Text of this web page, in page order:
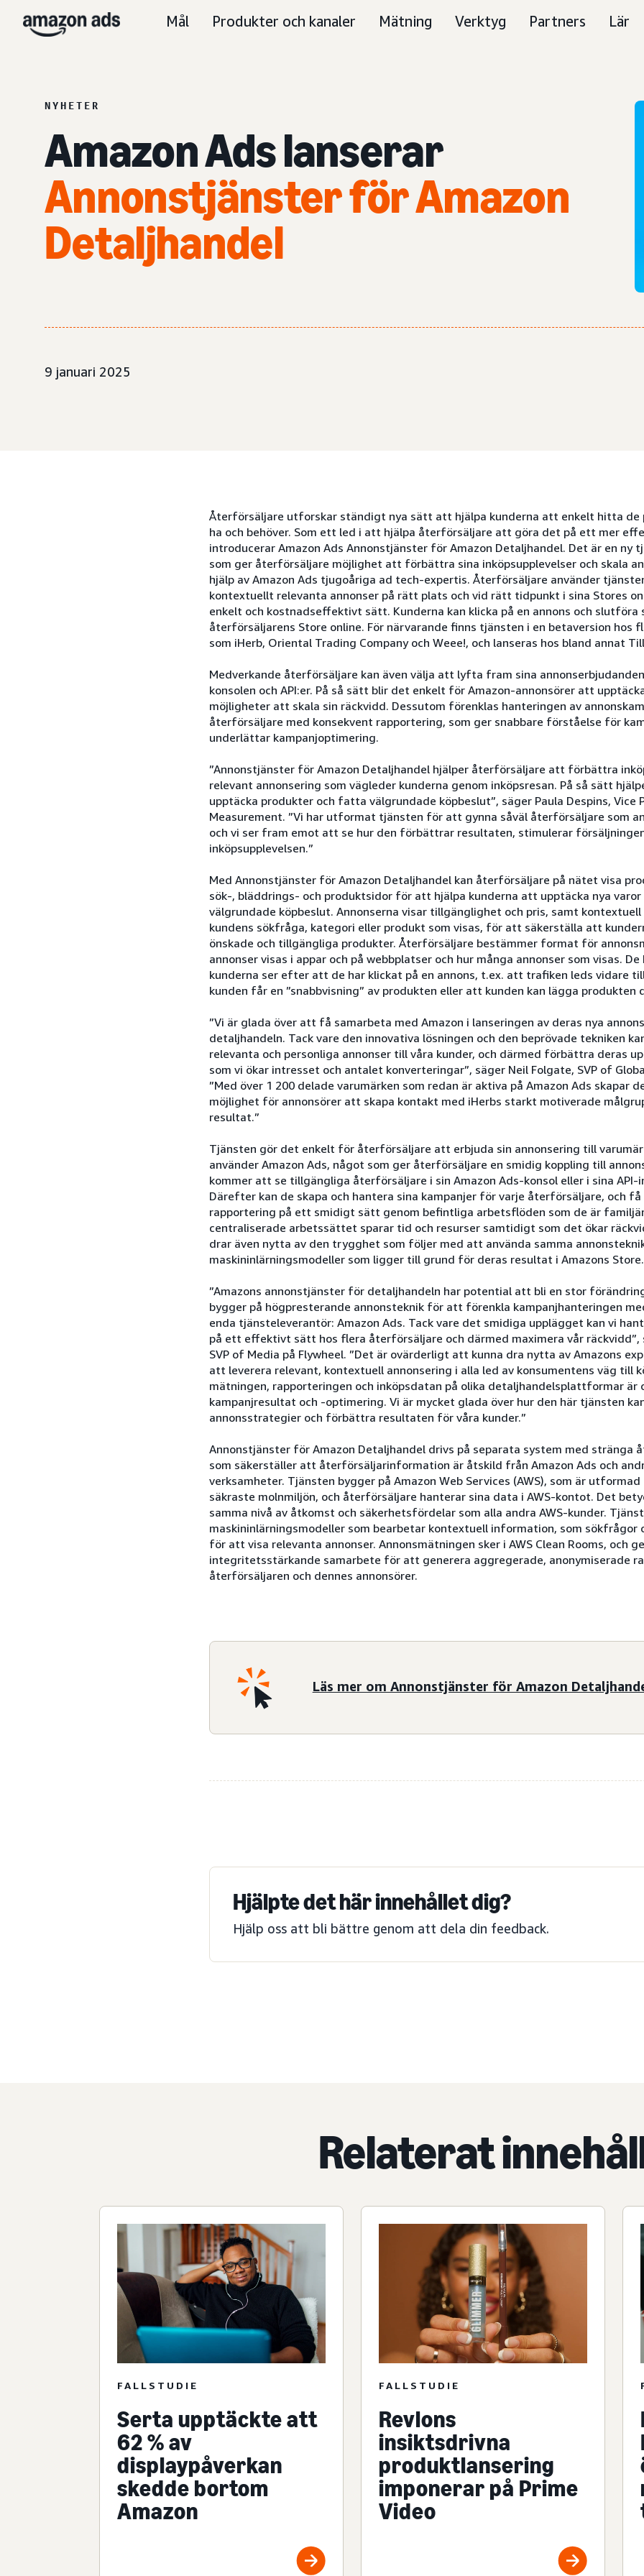
Mål Produkter och kanaler Mätning Verktyg Partners Lär
NYHETER
Amazon Ads lanserar
Annonstjänster för Amazon
Detaljhandel
9 januari 2025
Återförsäljare utforskar ständigt nya sätt att hjälpa kunderna att enkelt hitta de
ha och behöver. Som ett led i att hjälpa återförsäljare att göra det på ett mer
introducerar Amazon Ads Annonstjänster för Amazon Detaljhandel. Det är en ny
som ger återförsäljare möjlighet att förbättra sina inköpsupplevelser och skala
hjälp av Amazon Ads tjugoåriga ad tech-expertis. Återförsäljare använder
kontextuellt relevanta annonser på rätt plats och vid rätt tidpunkt i sina Stores
enkelt och kostnadseffektivt sätt. Kunderna kan klicka på en annons och slutföra
återförsäljarens Store online. För närvarande finns tjänsten i en betaversion hos
som iHerb, Oriental Trading Company och Weee!, och lanseras hos bland annat
Medverkande återförsäljare kan även välja att lyfta fram sina
konsolen och API:er. På så sätt blir det enkelt för Amazon-annonsörer att
möjligheter att skala sin räckvidd. Dessutom förenklas hanteringen av
återförsäljare med konsekvent rapportering, som ger snabbare förståelse för
underlättar kampanjoptimering.
”Annonstjänster för Amazon Detaljhandel hjälper återförsäljare att förbättra
relevant annonsering som vägleder kunderna genom inköpsresan. På så sätt
upptäcka produkter och fatta välgrundade köpbeslut”, säger Paula Despins, Vice
Measurement. ”Vi har utformat tjänsten för att gynna såväl återförsäljare som
och vi ser fram emot att se hur den förbättrar resultaten, stimulerar
inköpsupplevelsen.”
Med Annonstjänster för Amazon Detaljhandel kan återförsäljare på nätet visa
sök-, bläddrings- och produktsidor för att hjälpa kunderna att upptäcka nya
välgrundade köpbeslut. Annonserna visar tillgänglighet och pris, samt
kundens sökfråga, kategori eller produkt som visas, för att säkerställa att
önskade och tillgängliga produkter. Återförsäljare bestämmer format för
annonser visas i appar och på webbplatser och hur många annonser som visas.
kunderna ser efter att de har klickat på en annons, t.ex. att trafiken leds vidare
kunden får en ”snabbvisning” av produkten eller att kunden kan lägga produkten
”Vi är glada över att få samarbeta med Amazon i lanseringen av deras nya
detaljhandeln. Tack vare den innovativa lösningen och den beprövade tekniken
relevanta och personliga annonser till våra kunder, och därmed förbättra deras
som vi ökar intresset och antalet konverteringar”, säger Neil Folgate, SVP of
”Med över 1 200 delade varumärken som redan är aktiva på Amazon Ads skapar
möjlighet för annonsörer att skapa kontakt med iHerbs starkt motiverade
resultat.”
Tjänsten gör det enkelt för återförsäljare att erbjuda sin annonsering till
använder Amazon Ads, något som ger återförsäljare en smidig koppling till
kommer att se tillgängliga återförsäljare i sin Amazon Ads-konsol eller i sina
Därefter kan de skapa och hantera sina kampanjer för varje återförsäljare, och
rapportering på ett smidigt sätt genom befintliga arbetsflöden som de är
centraliserade arbetssättet sparar tid och resurser samtidigt som det ökar
drar även nytta av den trygghet som följer med att använda samma
maskininlärningsmodeller som ligger till grund för deras resultat i Amazons Store.
”Amazons annonstjänster för detaljhandeln har potential att bli en stor
bygger på högpresterande annonsteknik för att förenkla kampanjhanteringen
enda tjänsteleverantör: Amazon Ads. Tack vare det smidiga upplägget kan vi
på ett effektivt sätt hos flera återförsäljare och därmed maximera vår räckvidd”,
SVP of Media på Flywheel. ”Det är ovärderligt att kunna dra nytta av Amazons
att leverera relevant, kontextuell annonsering i alla led av konsumentens väg till
mätningen, rapporteringen och inköpsdatan på olika detaljhandelsplattformar
kampanjresultat och -optimering. Vi är mycket glada över hur den här tjänsten
annonsstrategier och förbättra resultaten för våra kunder.”
Annonstjänster för Amazon Detaljhandel drivs på separata system med stränga
som säkerställer att återförsäljarinformation är åtskild från Amazon Ads och
verksamheter. Tjänsten bygger på Amazon Web Services (AWS), som är
säkraste molnmiljön, och återförsäljare hanterar sina data i AWS-kontot. Det
samma nivå av åtkomst och säkerhetsfördelar som alla andra AWS-kunder.
maskininlärningsmodeller som bearbetar kontextuell information, som
för att visa relevanta annonser. Annonsmätningen sker i AWS Clean Rooms, och
integritetsstärkande samarbete för att generera aggregerade, anonymiserade
återförsäljaren och dennes annonsörer.
Läs mer om Annonstjänster för Amazon
Hjälpte det här innehållet dig?
Hjälp oss att bli bättre genom att dela din feedback.
Relaterat
FALLSTUDIE
Serta upptäckte att
62 % av
displaypåverkan
skedde bortom
Amazon
FALLSTUDIE
Revlons
insiktsdrivna
produktlansering
imponerar på Prime
Video